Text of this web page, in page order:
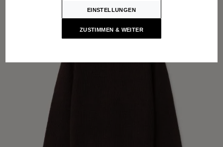
EINSTELLUNGEN
ZUSTIMMEN & WEITER